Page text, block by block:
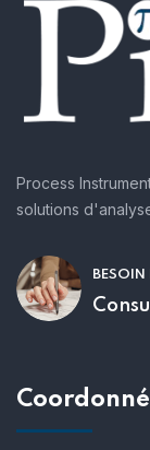
Process
solutions
BESOIN